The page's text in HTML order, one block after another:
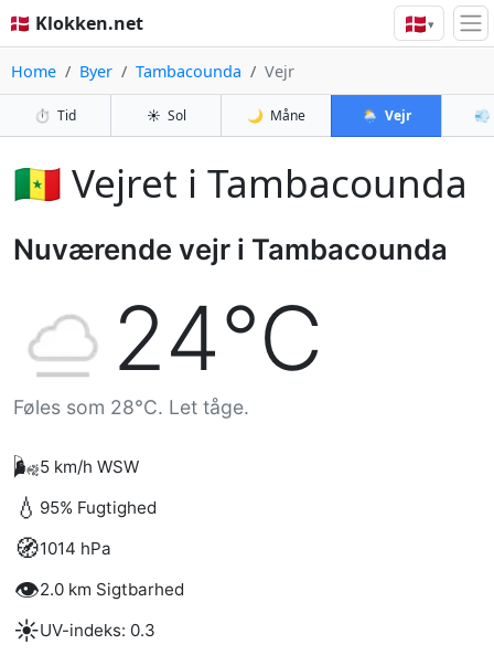
🇩🇰 Klokken.net 🇩🇰▾
Home Byer Tambacounda Vejr
⏱️ Tid ☀️ Sol 🌙 Måne 🌦️ Vejr 💨
🇸🇳 Vejret i Tambacounda
Nuværende vejr i Tambacounda
24°C
Føles som 28°C. Let tåge.
🌬️5 km/h WSW
💧 95% Fugtighed
🧭1014 hPa
👁️2.0 km Sigtbarhed
☀️UV-indeks: 0.3